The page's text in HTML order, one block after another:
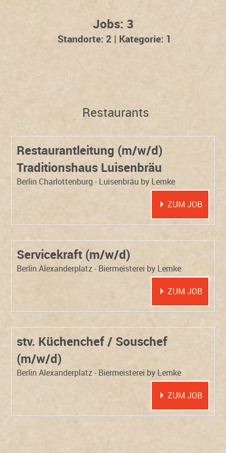
Jobs: 3
Standorte: 2 | Kategorie: 1
Restaurants
Restaurantleitung (m/w/d)
Traditionshaus Luisenbräu
Berlin Charlottenburg - Luisenbräu by Lemke
ZUM JOB
Servicekraft (m/w/d)
Berlin Alexanderplatz - Biermeisterei by Lemke
ZUM JOB
stv. Küchenchef / Souschef
(m/w/d)
Berlin Alexanderplatz - Biermeisterei by Lemke
ZUM JOB